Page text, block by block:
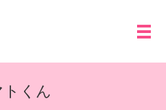
メ
トくん